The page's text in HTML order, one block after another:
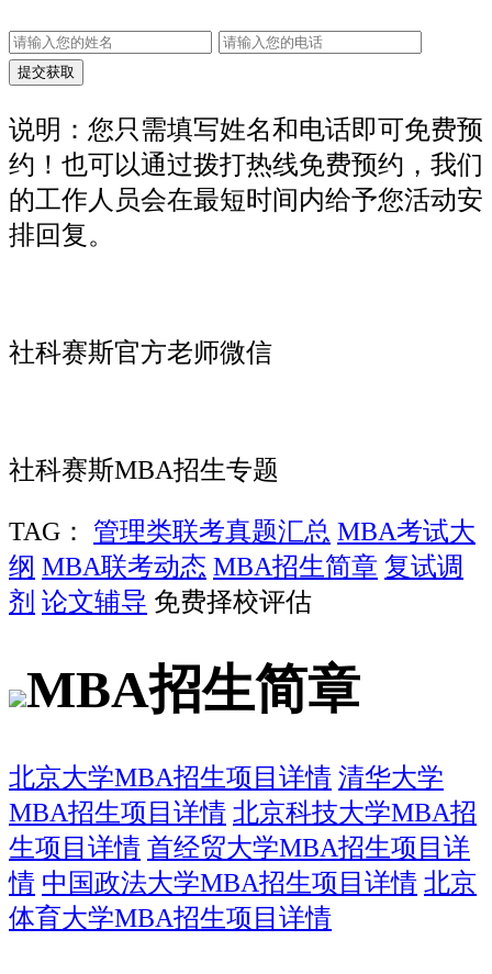
说明：您只需填写姓名和电话即可免费预
约！也可以通过拨打热线免费预约，我们
的工作人员会在最短时间内给予您活动安
排回复。
社科赛斯官方老师微信
社科赛斯MBA招生专题
TAG： 管理类联考真题汇总 MBA考试大
纲 MBA联考动态 MBA招生简章 复试调
剂 论文辅导 免费择校评估
MBA招生简章
北京大学MBA招生项目详情 清华大学
MBA招生项目详情 北京科技大学MBA招
生项目详情 首经贸大学MBA招生项目详
情 中国政法大学MBA招生项目详情 北京
体育大学MBA招生项目详情